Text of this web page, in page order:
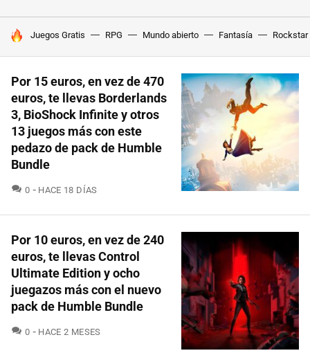
HOY SE HABLA DE
Juegos Gratis RPG Mundo abierto Fantasía Rockstar
Por 15 euros, en vez de 470
euros, te llevas Borderlands
3, BioShock Infinite y otros
13 juegos más con este
pedazo de pack de Humble
Bundle
0 COMENTARIOS
HACE 18 DÍAS
Por 10 euros, en vez de 240
euros, te llevas Control
Ultimate Edition y ocho
juegazos más con el nuevo
pack de Humble Bundle
0 COMENTARIOS
HACE 2 MESES